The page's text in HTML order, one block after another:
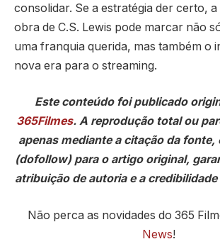
consolidar. Se a estratégia der certo,
obra de C.S. Lewis pode marcar não
uma franquia querida, mas também o
nova era para o streaming.
Este conteúdo foi publicado
365Filmes. A reprodução total ou
apenas mediante a citação da
(dofollow) para o artigo original,
atribuição de autoria e a
Não perca as novidades do 365
News!